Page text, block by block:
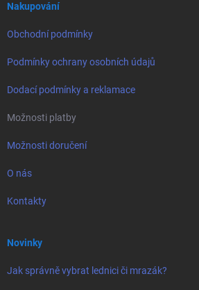
Nakupování
Obchodní podmínky
Podmínky ochrany osobních údajů
Dodací podmínky a reklamace
Možnosti platby
Možnosti doručení
O nás
Kontakty
Novinky
Jak správně vybrat lednici či mrazák?